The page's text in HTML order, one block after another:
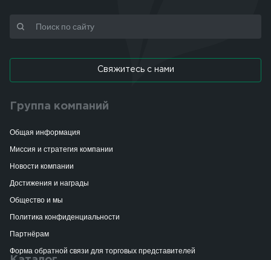
Свяжитесь с нами
Группа компаний
Общая информация
Миссия и стратегия компании
Новости компании
Достижения и награды
Общество и мы
Политика конфиденциальности
Партнёрам
Форма обратной связи для торговых представителей